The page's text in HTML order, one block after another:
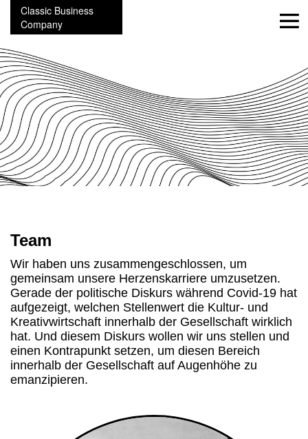
Classic Business
Company
Team
Wir haben uns zusammengeschlossen, um
gemeinsam unsere Herzenskarriere umzusetzen.
Gerade der politische Diskurs während Covid-19 hat
aufgezeigt, welchen Stellenwert die Kultur- und
Kreativwirtschaft innerhalb der Gesellschaft wirklich
hat. Und diesem Diskurs wollen wir uns stellen und
einen Kontrapunkt setzen, um diesen Bereich
innerhalb der Gesellschaft auf Augenhöhe zu
emanzipieren.